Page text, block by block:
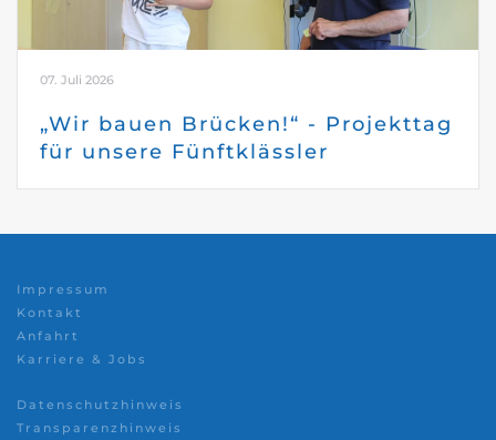
07. Juli 2026
„Wir bauen Brücken!“ - Projekttag
für unsere Fünftklässler
Impressum
Kontakt
Anfahrt
Karriere & Jobs
Datenschutzhinweis
Transparenzhinweis